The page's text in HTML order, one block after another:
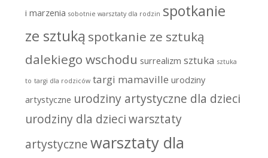
i marzenia sobotnie warsztaty dla rodzin spotkanie
ze sztuką spotkanie ze sztuką
dalekiego wschodu surrealizm sztuka sztuka
to targi dla rodziców targi mamaville urodziny
artystyczne urodziny artystyczne dla dzieci
urodziny dla dzieci warsztaty
artystyczne warsztaty dla